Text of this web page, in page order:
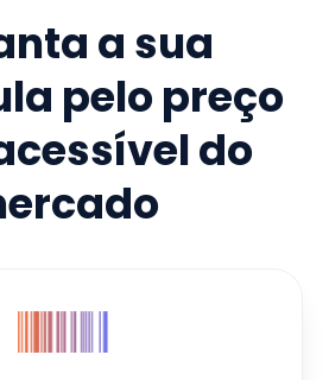
a sua
pelo preço
do